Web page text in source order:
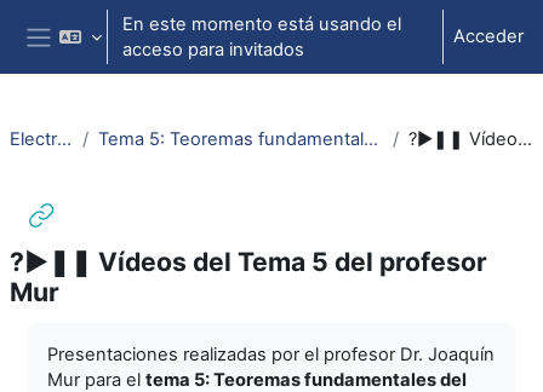
Salta al contenido principal
Panel lateral
En este momento está usando el
acceso para invitados
Acceder
ElectrotecniaAbierta Tema 5: Teoremas fundamentales del análisis de circuitos (superposición, Thevenin y Norton) ?►❚❚ Vídeos del Tema 5 del profesor Mur
?►❚❚ Vídeos del Tema 5 del profesor
Mur
Presentaciones realizadas por el profesor Dr. Joaquín
Mur para el tema 5: Teoremas fundamentales del